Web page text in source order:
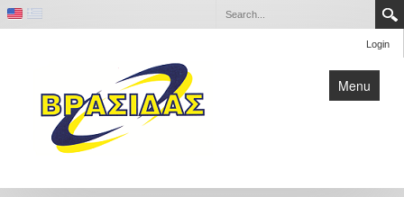
Login
Menu
Home